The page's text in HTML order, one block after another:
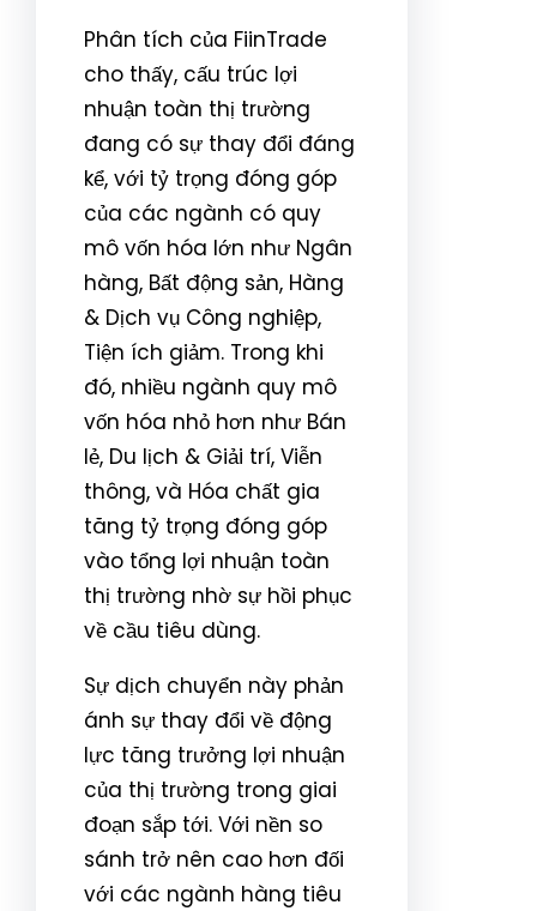
Phân tích của FiinTrade
cho thấy, cấu trúc lợi
nhuận toàn thị trường
đang có sự thay đổi đáng
kể, với tỷ trọng đóng góp
của các ngành có quy
mô vốn hóa lớn như Ngân
hàng, Bất động sản, Hàng
& Dịch vụ Công nghiệp,
Tiện ích giảm. Trong khi
đó, nhiều ngành quy mô
vốn hóa nhỏ hơn như Bán
lẻ, Du lịch & Giải trí, Viễn
thông, và Hóa chất gia
tăng tỷ trọng đóng góp
vào tổng lợi nhuận toàn
thị trường nhờ sự hồi phục
về cầu tiêu dùng.
Sự dịch chuyển này phản
ánh sự thay đổi về động
lực tăng trưởng lợi nhuận
của thị trường trong giai
đoạn sắp tới. Với nền so
sánh trở nên cao hơn đối
với các ngành hàng tiêu